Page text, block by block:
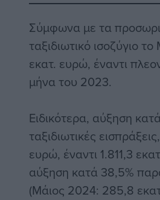
Σύμφωνα με τα
ταξιδιωτικό ισοζύγιο
εκατ. ευρώ, έναντι
μήνα του 2023.
Ειδικότερα, αύξηση
ταξιδιωτικές
ευρώ, έναντι 1.811,3
αύξηση κατά 38,5%
(Μάιος 2024: 285,8